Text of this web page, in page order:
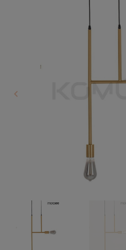
Poprzedni
keyboard_arrow_left